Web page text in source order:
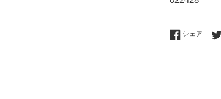
シェア